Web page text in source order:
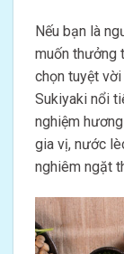
Nếu bạn là
muốn thưởng
chọn tuyệt
Sukiyaki nổi
nghiệm
gia vị, nước
nghiêm ngặt